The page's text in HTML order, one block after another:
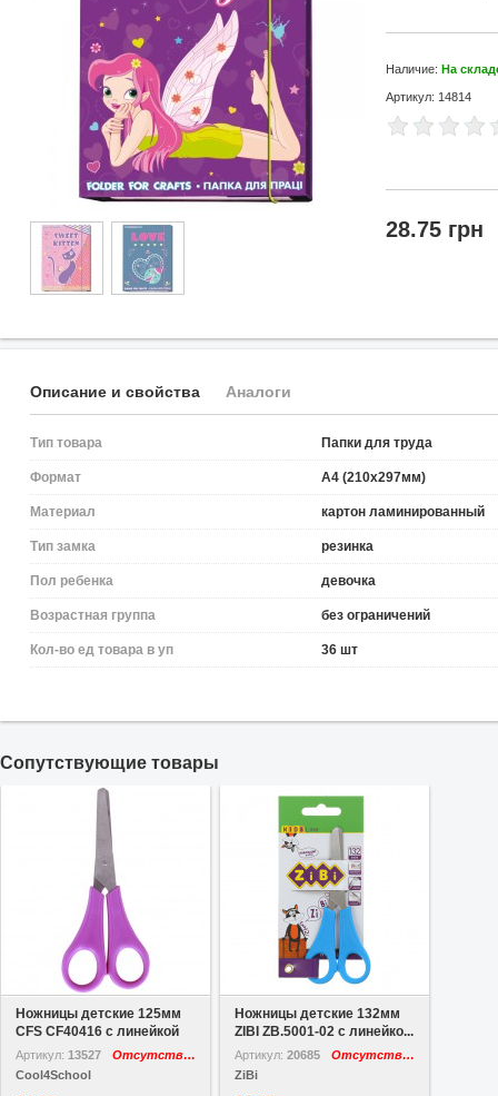
Наличие: На
Артикул: 14814
28.75 грн
Описание и свойства Аналоги
Тип товара Папки для труда
Формат A4 (210х297мм)
Материал картон ламинированный
Тип замка резинка
Пол ребенка девочка
Возрастная группа без ограничений
Кол-во ед товара в уп 36 шт
Cопутствующие товары
В избранное
Ножницы детские 125мм
CFS CF40416 с линейкой
Артикул: 13527
Отсутствует
Cool4School
В избранное
Ножницы детские 132мм
ZIBI ZB.5001-02 с линейко...
Артикул: 20685
Отсутствует
ZiBi